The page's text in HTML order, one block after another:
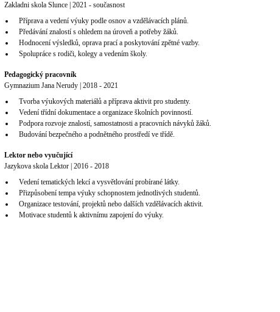
Zakladni skola Slunce |2021 -současnost
Příprava a vedení výuky podle osnov a vzdělávacích plánů.
Předávání znalostí s ohledem na úroveň a potřeby žáků.
Hodnocení výsledků, oprava prací a poskytování zpětné vazby.
Spolupráce s rodiči, kolegy a vedením školy.
Pedagogický pracovník
Gymnazium Jana Nerudy |2018 -2021
Tvorba výukových materiálů a příprava aktivit pro studenty.
Vedení třídní dokumentace a organizace školních povinností.
Podpora rozvoje znalostí, samostatnosti a pracovních návyků žáků.
Budování bezpečného a podnětného prostředí ve třídě.
Lektor nebo vyučující
Jazykova skola Lektor |2016 -2018
Vedení tematických lekcí a vysvětlování probírané látky.
Přizpůsobení tempa výuky schopnostem jednotlivých studentů.
Organizace testování, projektů nebo dalších vzdělávacích aktivit.
Motivace studentů k aktivnímu zapojení do výuky.